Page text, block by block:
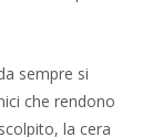
sempre si
che rendono
la cera